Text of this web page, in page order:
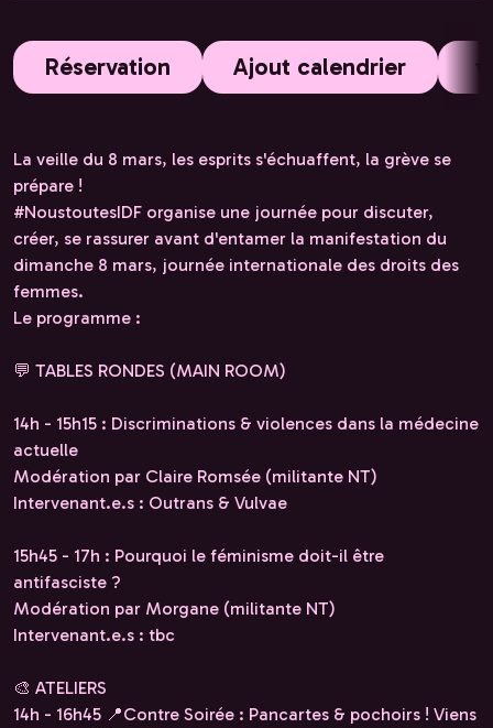
Réservation Ajout calendrier
La veille du 8 mars, les esprits s'échuaffent, la grève se
prépare !
#NoustoutesIDF organise une journée pour discuter,
créer, se rassurer avant d'entamer la manifestation du
dimanche 8 mars, journée internationale des droits des
femmes.
Le programme :
💬 TABLES RONDES (MAIN ROOM)
14h - 15h15 : Discriminations & violences dans la médecine
actuelle
Modération par Claire Romsée (militante NT)
Intervenant.e.s : Outrans & Vulvae
15h45 - 17h : Pourquoi le féminisme doit-il être
antifasciste ?
Modération par Morgane (militante NT)
Intervenant.e.s : tbc
🎨 ATELIERS
14h - 16h45 📍Contre Soirée : Pancartes & pochoirs ! Viens